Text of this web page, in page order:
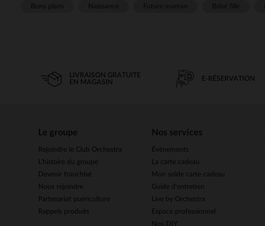
LIVRAISON GRATUITE
EN MAGASIN
E-RÉSERVATION
Le groupe
Rejoindre le Club Orchestra
L’histoire du groupe
Devenir franchisé
Nous rejoindre
Partenariat puériculture
Rappels produits
Nos services
Évènements
La carte cadeau
Mon solde carte cadeau
Guide d'entretien
Live by Orchestra
Espace professionnel
Nos DIY